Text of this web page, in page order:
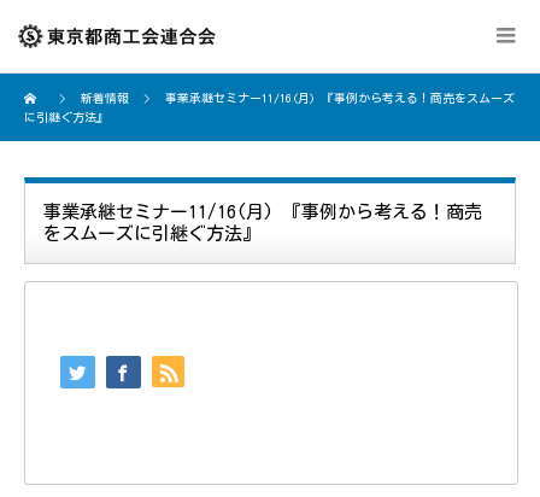
新着情報
事業承継セミナー11/16(月) 『事例から考える！商売をスムーズ
に引継ぐ方法』
事業承継セミナー11/16(月) 『事例から考える！商売
をスムーズに引継ぐ方法』